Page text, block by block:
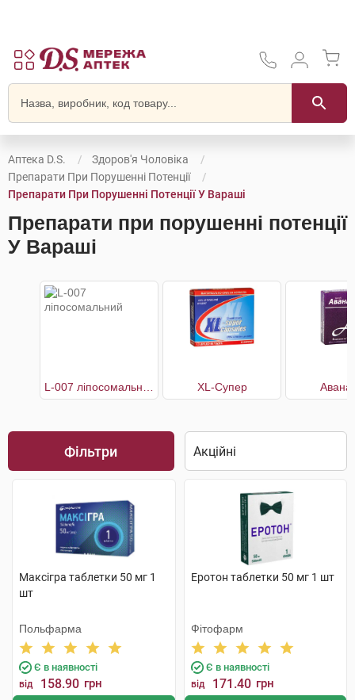
Аптека D.S.
Здоров'я Чоловіка
Препарати При Порушенні Потенції
Препарати При Порушенні Потенції У Вараші
Препарати при порушенні потенції
У Вараші
XL-Супер
Фільтри
Максігра таблетки 50 мг 1
шт
Польфарма
Є в наявності
від 158.90 грн
Еротон таблетки 50 мг 1 шт
Фітофарм
Є в наявності
від 171.40 грн